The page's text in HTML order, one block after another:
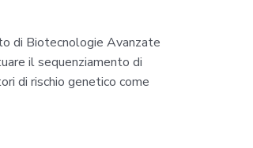
di Biotecnologie Avanzate
il sequenziamento di
di rischio genetico come